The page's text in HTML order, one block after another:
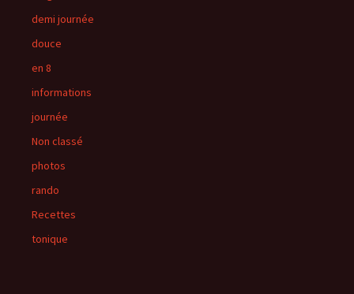
demi journée
douce
en 8
informations
journée
Non classé
photos
rando
Recettes
tonique